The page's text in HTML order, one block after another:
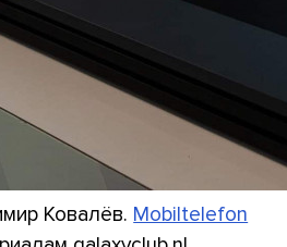
Ковалёв. Mobiltelefon